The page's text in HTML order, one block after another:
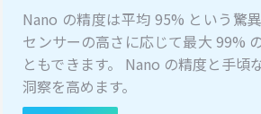
Nano の精度は平均 95% という驚
センサーの高さに応じて最大 99%
ともできます。 Nano の精度と手頃
洞察を高めます。